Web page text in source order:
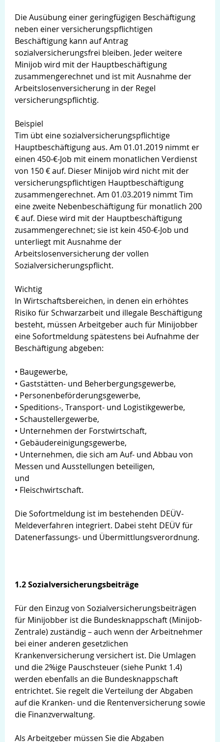
Die Ausübung einer geringfügigen Beschäftigung
neben einer versicherungspflichtigen
Beschäftigung kann auf Antrag
sozialversicherungsfrei bleiben. Jeder weitere
Minijob wird mit der Hauptbeschäftigung
zusammengerechnet und ist mit Ausnahme der
Arbeitslosenversicherung in der Regel
versicherungspflichtig.
Beispiel
Tim übt eine sozialversicherungspflichtige
Hauptbeschäftigung aus. Am 01.01.2019 nimmt er
einen 450-€-Job mit einem monatlichen Verdienst
von 150 € auf. Dieser Minijob wird nicht mit der
versicherungspflichtigen Hauptbeschäftigung
zusammengerechnet. Am 01.03.2019 nimmt Tim
eine zweite Nebenbeschäftigung für monatlich 200
€ auf. Diese wird mit der Hauptbeschäftigung
zusammengerechnet; sie ist kein 450-€-Job und
unterliegt mit Ausnahme der
Arbeitslosenversicherung der vollen
Sozialversicherungspflicht.
Wichtig
In Wirtschaftsbereichen, in denen ein erhöhtes
Risiko für Schwarzarbeit und illegale Beschäftigung
besteht, müssen Arbeitgeber auch für Minijobber
eine Sofortmeldung spätestens bei Aufnahme der
Beschäftigung abgeben:
• Baugewerbe,
• Gaststätten- und Beherbergungsgewerbe,
• Personenbeförderungsgewerbe,
• Speditions-, Transport- und Logistikgewerbe,
• Schaustellergewerbe,
• Unternehmen der Forstwirtschaft,
• Gebäudereinigungsgewerbe,
• Unternehmen, die sich am Auf- und Abbau von
Messen und Ausstellungen beteiligen,
und
• Fleischwirtschaft.
Die Sofortmeldung ist im bestehenden DEÜV-
Meldeverfahren integriert. Dabei steht DEÜV für
Datenerfassungs- und Übermittlungsverordnung.
1.2 Sozialversicherungsbeiträge
Für den Einzug von Sozialversicherungsbeiträgen
für Minijobber ist die Bundesknappschaft (Minijob-
Zentrale) zuständig – auch wenn der Arbeitnehmer
bei einer anderen gesetzlichen
Krankenversicherung versichert ist. Die Umlagen
und die 2%ige Pauschsteuer (siehe Punkt 1.4)
werden ebenfalls an die Bundesknappschaft
entrichtet. Sie regelt die Verteilung der Abgaben
auf die Kranken- und die Rentenversicherung sowie
die Finanzverwaltung.
Als Arbeitgeber müssen Sie die Abgaben